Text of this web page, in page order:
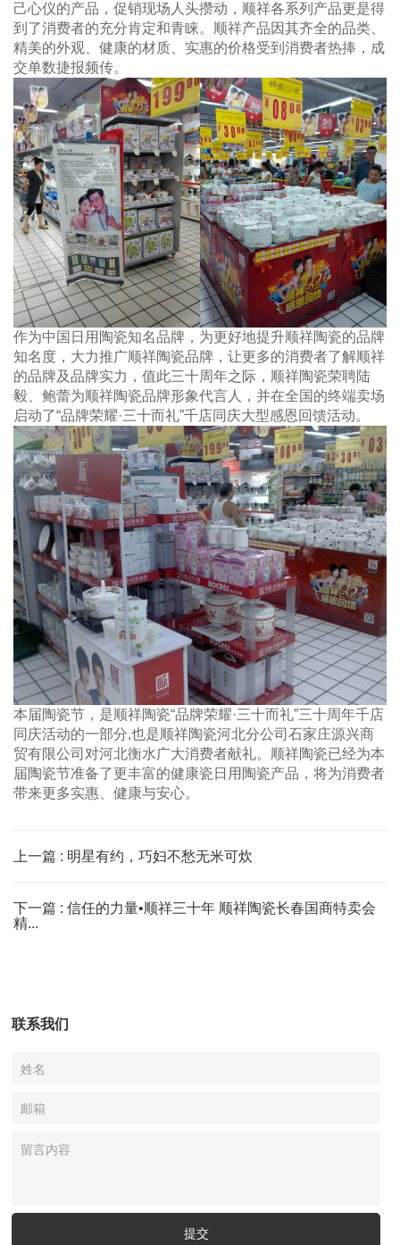
己心仪的产品，促销现场人头攒动，顺祥各系列产品更是得
到了消费者的充分肯定和青睐。顺祥产品因其齐全的品类、
精美的外观、健康的材质、实惠的价格受到消费者热捧，成
交单数捷报频传。
作为中国日用陶瓷知名品牌，为更好地提升顺祥陶瓷的品牌
知名度，大力推广顺祥陶瓷品牌，让更多的消费者了解顺祥
的品牌及品牌实力，值此三十周年之际，顺祥陶瓷荣聘陆
毅、鲍蕾为顺祥陶瓷品牌形象代言人，并在全国的终端卖场
启动了“品牌荣耀·三十而礼”千店同庆大型感恩回馈活动。
本届陶瓷节，是顺祥陶瓷“品牌荣耀·三十而礼”三十周年千店
同庆活动的一部分,也是顺祥陶瓷河北分公司石家庄源兴商
贸有限公司对河北衡水广大消费者献礼。顺祥陶瓷已经为本
届陶瓷节准备了更丰富的健康瓷日用陶瓷产品，将为消费者
带来更多实惠、健康与安心。
上一篇 : 明星有约，巧妇不愁无米可炊
下一篇 : 信任的力量•顺祥三十年 顺祥陶瓷长春国商特卖会
精...
联系我们
提交